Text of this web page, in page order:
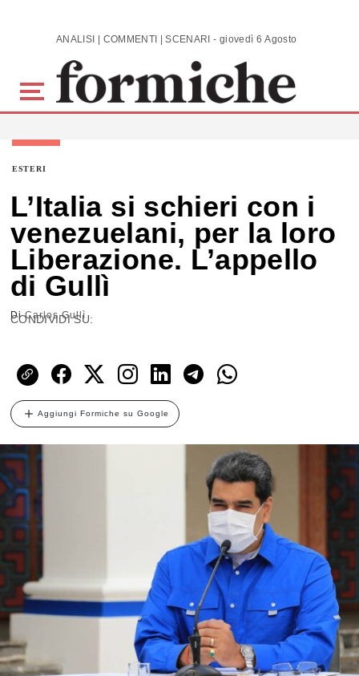
Skip to main content ANALISI | COMMENTI | SCENARI - giovedì 6 Agosto 2026
ESTERI
L’Italia si schieri con i
venezuelani, per la loro
Liberazione. L’appello
di Gullì
DiCarlos Gullì
CONDIVIDI SU:
Aggiungi Formiche su Google